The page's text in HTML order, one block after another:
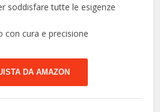
soddisfare tutte le esigenze
con cura e precisione
DA AMAZON